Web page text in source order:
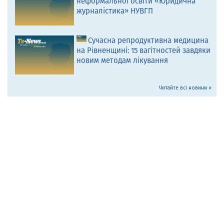
журналістика» НУВГП
Сучасна репродуктивна медицина
на Рівненщині: 15 вагітностей завдяки
новим методам лікування
Читайте всі новини »